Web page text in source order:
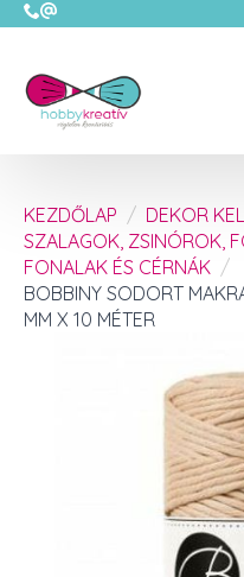
KEZDŐLAP
DEKOR
SZALAGOK, ZSINÓROK,
FONALAK ÉS CÉRNÁK
BOBBINY SODORT
MM X 10 MÉTER